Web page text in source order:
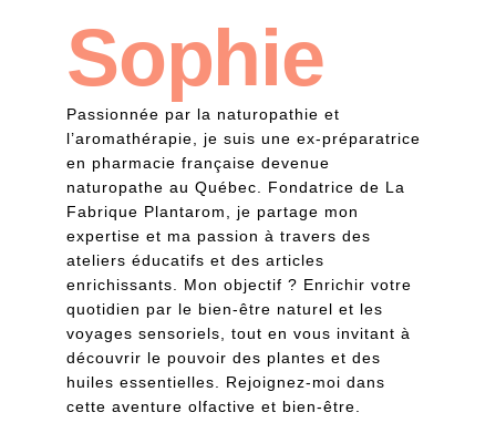
Sophie
Passionnée par la naturopathie et
l’aromathérapie, je suis une ex-préparatrice
en pharmacie française devenue
naturopathe au Québec. Fondatrice de La
Fabrique Plantarom, je partage mon
expertise et ma passion à travers des
ateliers éducatifs et des articles
enrichissants. Mon objectif ? Enrichir votre
quotidien par le bien-être naturel et les
voyages sensoriels, tout en vous invitant à
découvrir le pouvoir des plantes et des
huiles essentielles. Rejoignez-moi dans
cette aventure olfactive et bien-être.